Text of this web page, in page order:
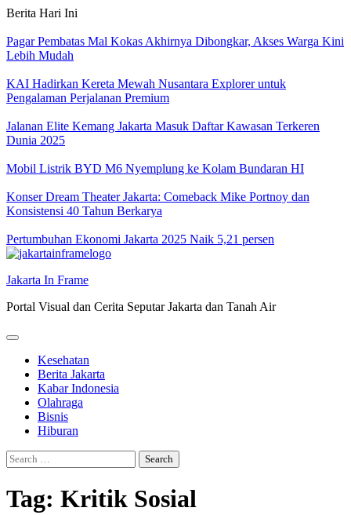
Skip
content
Berita Hari Ini
Pagar Pembatas Mal Kokas Akhirnya Dibongkar, Akses Warga Kini
Lebih Mudah
KAI Hadirkan Kereta Mewah Nusantara Explorer untuk
Pengalaman Perjalanan Premium
Jalanan Elite Kemang Jakarta Masuk Daftar Kawasan Terkeren
Dunia 2025
Mobil Listrik BYD M6 Nyemplung ke Kolam Bundaran HI
Konser Dream Theater Jakarta: Comeback Mike Portnoy dan
Konsistensi 40 Tahun Berkarya
Pertumbuhan Ekonomi Jakarta 2025 Naik 5,21 persen
Jakarta In Frame
Portal Visual dan Cerita Seputar Jakarta dan Tanah Air
Kesehatan
Berita Jakarta
Kabar Indonesia
Olahraga
Bisnis
Hiburan
Search
for:
Tag: Kritik Sosial